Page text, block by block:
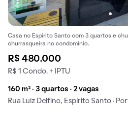
Casa no Espírito Santo com 3 quartos e
churrasqueira no condomínio.
R$ 480.000
R$ 1 Condo. + IPTU
160 m² · 3 quartos · 2 vagas
Rua Luiz Delfino, Espírito Santo ·